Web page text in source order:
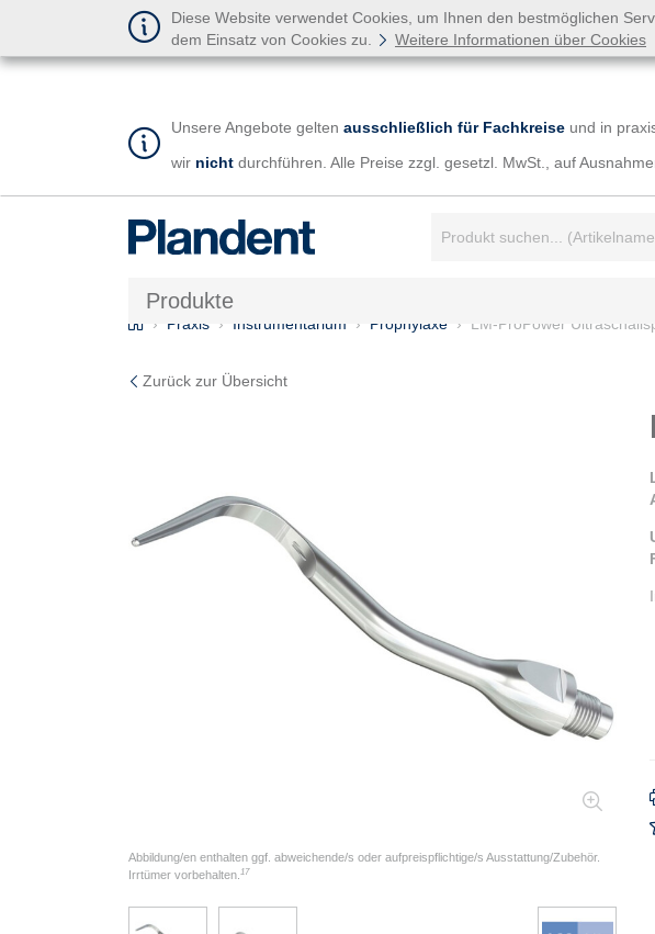
Diese Website verwendet Cookies, um Ihnen den bestmöglichen
dem Einsatz von Cookies zu.
Weitere Informationen über Cookies
Unsere Angebote gelten ausschließlich für Fachkreise und in
wir nicht durchführen. Alle Preise zzgl. gesetzl. MwSt., auf
Produkte
HomePraxis Instrumentarium Prophylaxe LM-ProPower
Zurück zur Übersicht
Abbildung/en enthalten ggf. abweichende/s oder aufpreispflichtige/s Ausstattung/Zubehör.
Irrtümer vorbehalten. 17